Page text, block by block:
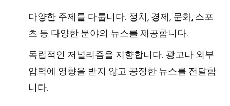
다양한 주제를 다룹니다. 정치, 경제, 문화, 스포
츠 등 다양한 분야의 뉴스를 제공합니다.
독립적인 저널리즘을 지향합니다. 광고나 외부
압력에 영향을 받지 않고 공정한 뉴스를 전달합
니다.